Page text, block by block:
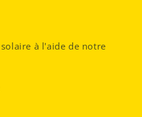
à l'aide de notre